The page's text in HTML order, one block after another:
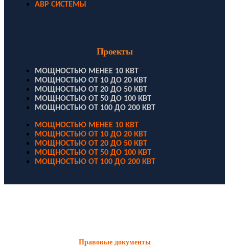
АВР СИСТЕМЫ
Проекты
МОЩНОСТЬЮ МЕНЕЕ 10 КВТ
МОЩНОСТЬЮ ОТ 10 ДО 20 КВТ
МОЩНОСТЬЮ ОТ 20 ДО 50 КВТ
МОЩНОСТЬЮ ОТ 50 ДО 100 КВТ
МОЩНОСТЬЮ ОТ 100 ДО 200 КВТ
МОЩНОСТЬЮ МЕНЕЕ 10 КВТ
МОЩНОСТЬЮ ОТ 10 ДО 20 КВТ
МОЩНОСТЬЮ ОТ 20 ДО 50 КВТ
МОЩНОСТЬЮ ОТ 50 ДО 100 КВТ
МОЩНОСТЬЮ ОТ 100 ДО 200 КВТ
Правовые документы